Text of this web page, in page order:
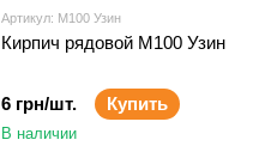
Артикул: М100 Узин
Кирпич рядовой М100 Узин
6 грн/шт. Купить
В наличии